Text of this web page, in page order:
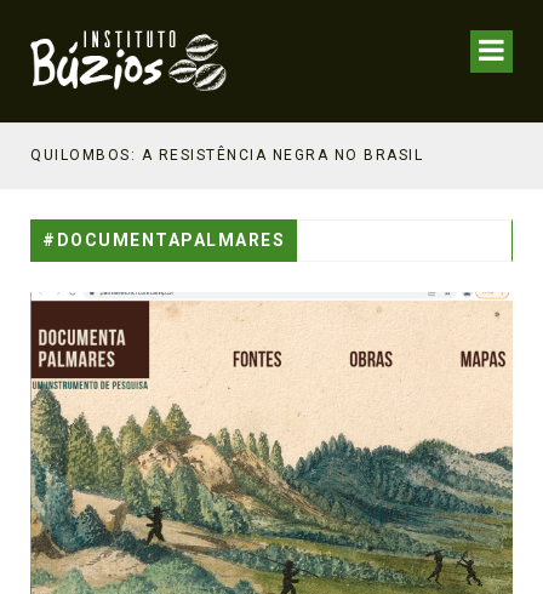
QUILOMBOS: A RESISTÊNCIA NEGRA NO BRASIL
#DOCUMENTAPALMARES